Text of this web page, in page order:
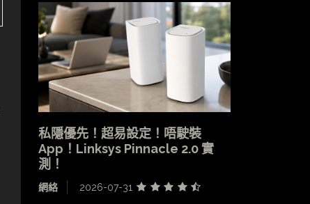
私隱優先！超易設定！唔駛裝
App！Linksys Pinnacle 2.0 實
測！
網絡 2026-07-31